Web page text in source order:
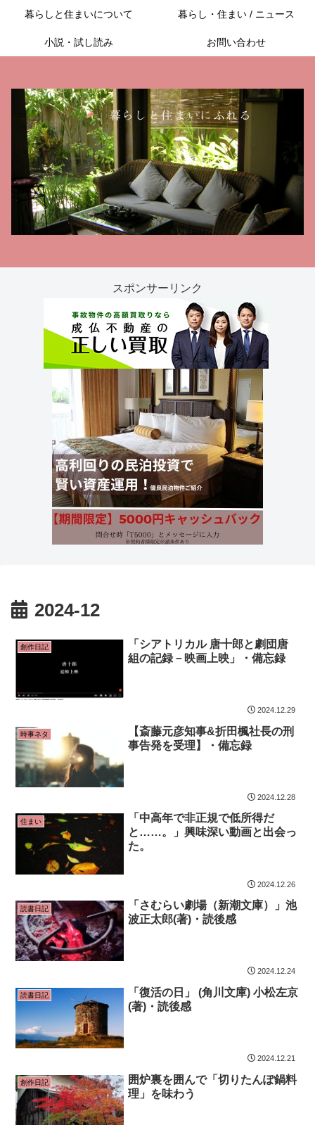
暮らしと住まいについて 暮らし・住まい / ニュース
小説・試し読み お問い合わせ
スポンサーリンク
2024-12
創作日記
「シアトリカル 唐十郎と劇団唐
組の記録－映画上映」・備忘録
2024.12.29
時事ネタ
【斎藤元彦知事&折田楓社長の刑
事告発を受理】・備忘録
2024.12.28
住まい
「中高年で非正規で低所得だ
と……。」興味深い動画と出会っ
た。
2024.12.26
読書日記
「さむらい劇場（新潮文庫）」池
波正太郎(著)・読後感
2024.12.24
読書日記
「復活の日」 (角川文庫) 小松左京
(著)・読後感
2024.12.21
創作日記
囲炉裏を囲んで「切りたんぽ鍋料
理」を味わう